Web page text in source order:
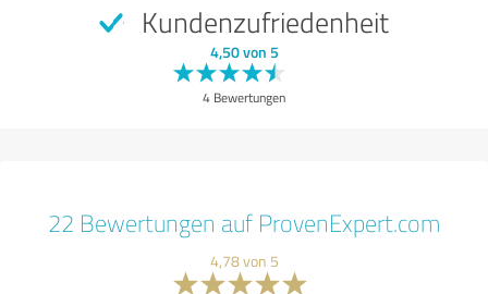
Kundenzufriedenheit
4,50 von 5
4 Bewertungen
22 Bewertungen auf ProvenExpert.com
4,78 von 5